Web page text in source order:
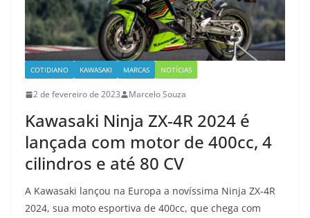
COTIDIANO KAWASAKI MARCAS NOTÍCIAS
2 de fevereiro de 2023 Marcelo Souza
Kawasaki Ninja ZX-4R 2024 é
lançada com motor de 400cc, 4
cilindros e até 80 CV
A Kawasaki lançou na Europa a novíssima Ninja ZX-4R
2024, sua moto esportiva de 400cc, que chega com